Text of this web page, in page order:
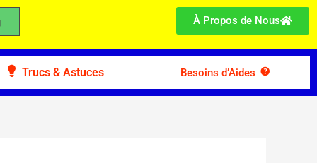
À Propos de Nous
Trucs & Astuces Besoins d’Aides